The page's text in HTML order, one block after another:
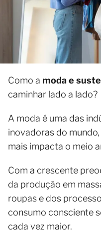
Como a moda e
caminhar lado a lado?
A moda é uma das
inovadoras do
mais impacta o meio
Com a crescente
da produção em
roupas e dos
consumo consciente
cada vez maior.